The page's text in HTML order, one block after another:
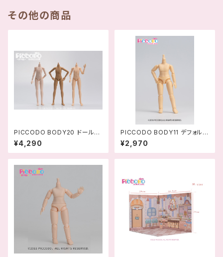
その他の商品
PICCODO BODY20 ドールボ
ディ
¥4,290
PICCODO BODY11 デフォルメ
ドールボディ
¥2,970